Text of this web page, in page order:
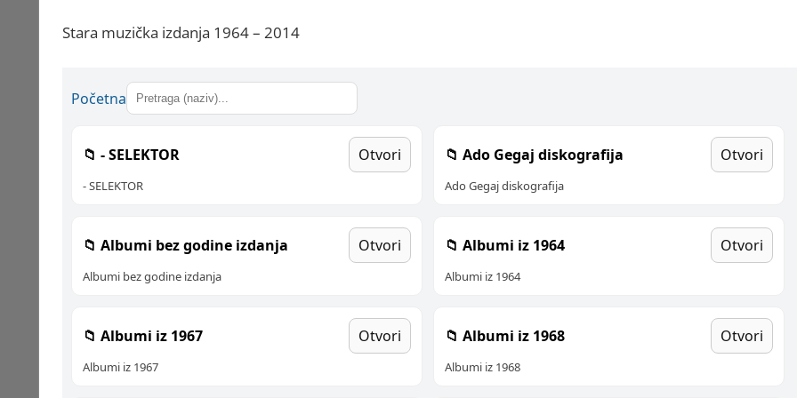
Stara muzička izdanja 1964 – 2014